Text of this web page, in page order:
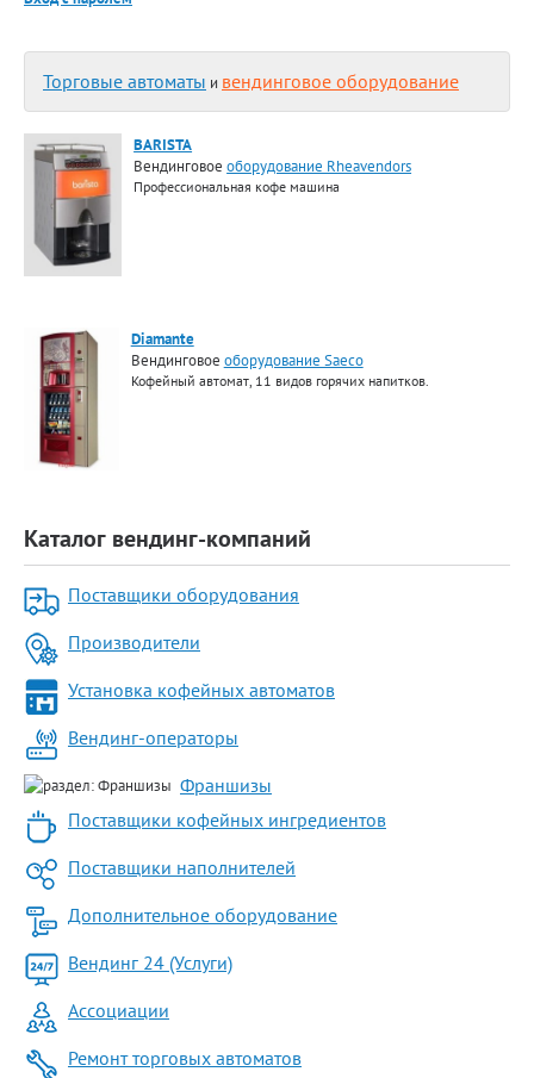
Торговые автоматы и вендинговое оборудование
BARISTA
Вендинговоеоборудование Rheavendors
Профессиональная кофе машина
Diamante
Вендинговое оборудование Saeco
Кофейный автомат, 11 видов горячих напитков.
Каталог вендинг-компаний
Поставщики оборудования
Производители
Установка кофейных автоматов
Вендинг-операторы
Франшизы
Поставщики кофейных ингредиентов
Поставщики наполнителей
Дополнительное оборудование
Вендинг 24 (Услуги)
Ассоциации
Ремонт торговых автоматов